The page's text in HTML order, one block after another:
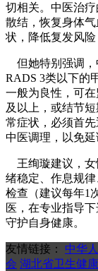
切相关。中医治
散结，恢复身体
状，降低复发风险
但她特别强调，
RADS 3类以下的
一般为良性，可
及以上，或结节
常症状，必须首
中医调理，以免延
王绚璇建议，女
绪稳定、作息规
检查（建议每年1
医，在专业指导
守护自身健康。
友情链接： 中华
会 湖北省卫生健